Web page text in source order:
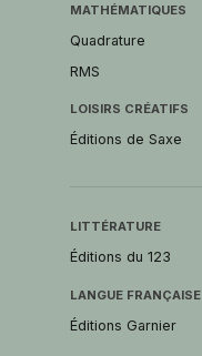
MATHÉMATIQUES
Quadrature
RMS
LOISIRS CRÉATIFS
Éditions de Saxe
LITTÉRATURE
Éditions du 123
LANGUE FRANÇAISE
Éditions Garnier